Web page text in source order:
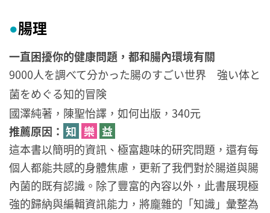
●腸理
一直困擾你的健康問題，都和腸內環境有關
9000人を調べて分かった腸のすごい世界 強い体と
菌をめぐる知的冒険
國澤純著，陳聖怡譯，如何出版，340元
推薦原因： 知 樂 益
這本書以簡明的資訊、極富趣味的研究問題，還有每
個人都能共感的身體焦慮，更新了我們對於腸道與腸
內菌的既有認識。除了豐富的內容以外，此書展現極
強的歸納與編輯資訊能力，將龐雜的「知識」彙整為